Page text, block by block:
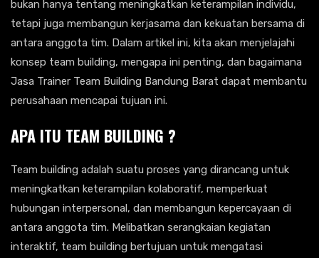
bukan hanya tentang meningkatkan keterampilan individu,
tetapi juga membangun kerjasama dan kekuatan bersama di
antara anggota tim. Dalam artikel ini, kita akan menjelajahi
konsep team building, mengapa ini penting, dan bagaimana
Jasa Trainer Team Building Bandung Barat dapat membantu
perusahaan mencapai tujuan ini.
APA ITU TEAM BUILDING ?
Team building adalah suatu proses yang dirancang untuk
meningkatkan keterampilan kolaboratif, memperkuat
hubungan interpersonal, dan membangun kepercayaan di
antara anggota tim. Melibatkan serangkaian kegiatan
interaktif, team building bertujuan untuk mengatasi